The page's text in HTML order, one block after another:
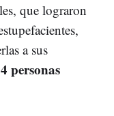
que lograron
a sus
personas